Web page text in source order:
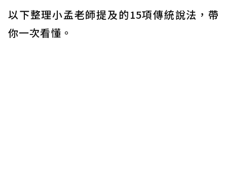
以下整理小孟老師提及的15項傳統說法，帶
你一次看懂。